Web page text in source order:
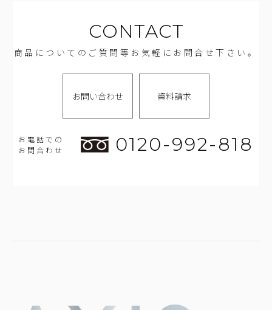
CONTACT
商品についてのご質問等お気軽にお問合せ下さい。
お問い合わせ 資料請求
お電話での
お問合わせ
0120-992-818